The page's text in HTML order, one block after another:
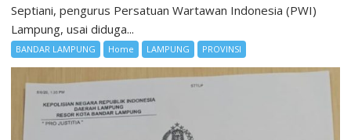
Septiani, pengurus Persatuan Wartawan Indonesia (PWI)
Lampung, usai diduga...
BANDAR LAMPUNG Home LAMPUNG PROVINSI